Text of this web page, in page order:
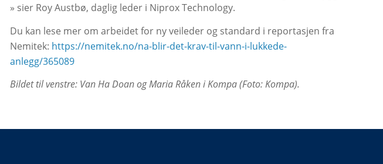
» sier Roy Austbø, daglig leder i Niprox Technology.
Du kan lese mer om arbeidet for ny veileder og standard i reportasjen fra
Nemitek: https://nemitek.no/na-blir-det-krav-til-vann-i-lukkede-
anlegg/365089
Bildet til venstre: Van Ha Doan og Maria Råken i Kompa(Foto: Kompa).